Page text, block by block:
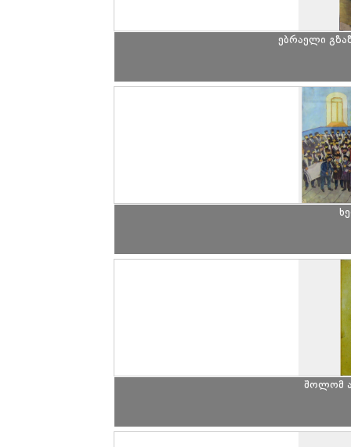
ებრაელი
შოლომ